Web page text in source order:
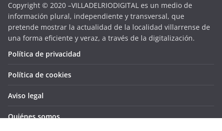
Copyright © 2020 –VILLADELRIODIGITAL es un medio de
información plural, independiente y transversal, que
pretende mostrar la actualidad de la localidad villarrense de
una forma eficiente y veraz, a través de la digitalización.
Política de privacidad
Política de cookies
Aviso legal
Quiénes somos